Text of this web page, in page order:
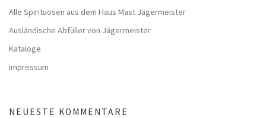
Alle Spirituosen aus dem Haus Mast Jägermeister
Ausländische Abfüller von Jägermeister
Kataloge
Impressum
NEUESTE KOMMENTARE